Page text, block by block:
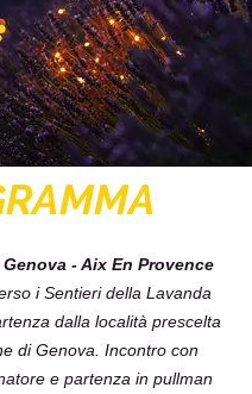
Genova - Aix En Provence
i Sentieri della Lavanda
dalla località prescelta
di Genova. Incontro con
e partenza in pullman